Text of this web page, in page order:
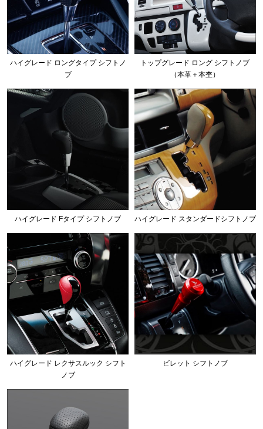
ハイグレード ロングタイプ シフトノ
ブ
トップグレード ロング シフトノブ
（本革＋本杢）
ハイグレード Fタイプ シフトノブ ハイグレード スタンダードシフトノブ
ハイグレード レクサスルック シフト
ノブ
ビレット シフトノブ